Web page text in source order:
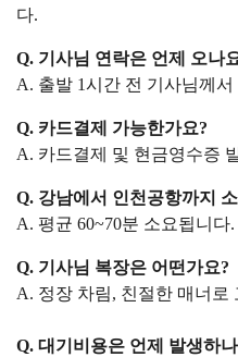
다.
Q. 기사님 연락은 언제 오나
A. 출발 1시간 전 기사님께
Q. 카드결제 가능한가요?
A. 카드결제 및 현금영수증
Q. 강남에서 인천공항까지
A. 평균 60~70분 소요됩니다.
Q. 기사님 복장은 어떤가요?
A. 정장 차림, 친절한 매너로
Q. 대기비용은 언제 발생하